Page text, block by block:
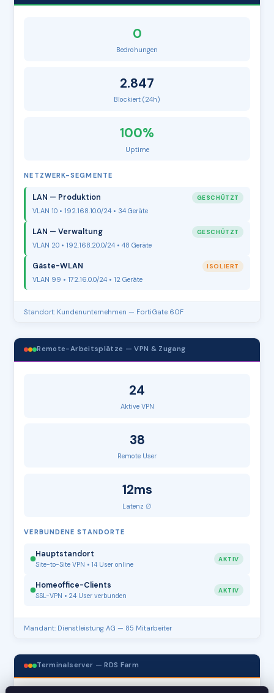
0
Bedrohungen
2.847
Blockiert (24h)
100%
Uptime
NETZWERK-SEGMENTE
LAN — Produktion GESCHÜTZT
VLAN 10 • 192.168.10.0/24 • 34 Geräte
LAN — Verwaltung GESCHÜTZT
VLAN 20 • 192.168.20.0/24 • 48 Geräte
Gäste-WLAN ISOLIERT
VLAN 99 • 172.16.0.0/24 • 12 Geräte
Standort: Kundenunternehmen — FortiGate 60F
Remote-Arbeitsplätze — VPN & Zugang
24
Aktive VPN
38
Remote User
12ms
Latenz ∅
VERBUNDENE STANDORTE
Hauptstandort
Site-to-Site VPN • 14 User online
AKTIV
Homeoffice-Clients
SSL-VPN • 24 User verbunden
AKTIV
Mandant: Dienstleistung AG — 85 Mitarbeiter
Terminalserver — RDS Farm